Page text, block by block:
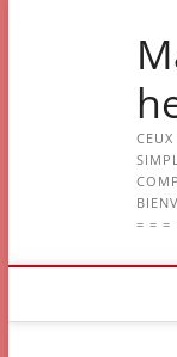
= = =